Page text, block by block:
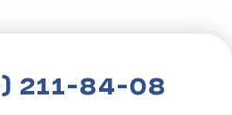
211-84-08